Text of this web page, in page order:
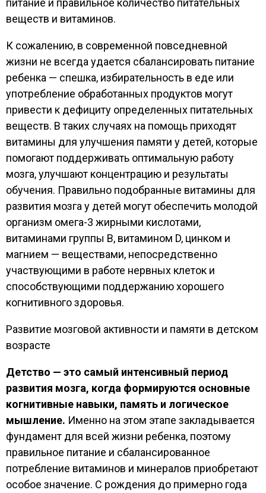
веществ и витаминов.
К сожалению, в современной повседневной
жизни не всегда удается сбалансировать питание
ребенка — спешка, избирательность в еде или
употребление обработанных продуктов могут
привести к дефициту определенных питательных
веществ. В таких случаях на помощь приходят
витамины для улучшения памяти у детей, которые
помогают поддерживать оптимальную работу
мозга, улучшают концентрацию и результаты
обучения. Правильно подобранные витамины для
развития мозга у детей могут обеспечить молодой
организм омега-3 жирными кислотами,
витаминами группы В, витамином D, цинком и
магнием — веществами, непосредственно
участвующими в работе нервных клеток и
способствующими поддержанию хорошего
когнитивного здоровья.
Развитие мозговой активности и памяти в детском
возрасте
Детство — это самый интенсивный период
развития мозга, когда формируются основные
когнитивные навыки, память и логическое
мышление. Именно на этом этапе закладывается
фундамент для всей жизни ребенка, поэтому
правильное питание и сбалансированное
потребление витаминов и минералов приобретают
особое значение. С рождения до примерно года